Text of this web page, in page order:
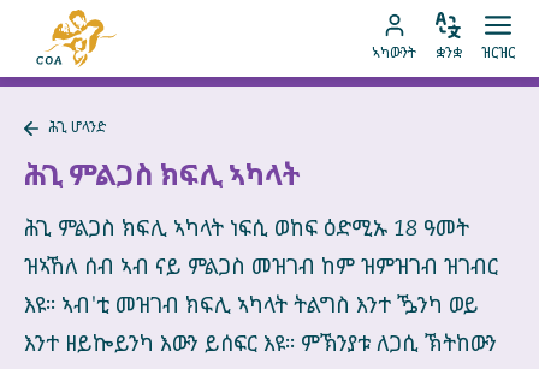
ትሕዝቶ
መበገሲ
ገጽ
MyCOA
ናብ
MyCOA
ኣካውንት
ቋንቋ
ቋንቋ
ክፈት
ዝርዝር
ሆላንድ
ሕጊ ሆላንድ
ሕጊ ምልጋስ ክፍሊ ኣካላት
ሕጊ ምልጋስ ክፍሊ ኣካላት ነፍሲ ወከፍ ዕድሚኡ 18 ዓመት
ዝኣኸለ ሰብ ኣብ ናይ ምልጋስ መዝገብ ከም ዝምዝገብ ዝገብር
እዩ። ኣብ'ቲ መዝገብ ክፍሊ ኣካላት ትልግስ እንተ ዄንካ ወይ
እንተ ዘይኰይንካ እውን ይሰፍር እዩ። ምኽንያቱ ለጋሲ ኽትከውን